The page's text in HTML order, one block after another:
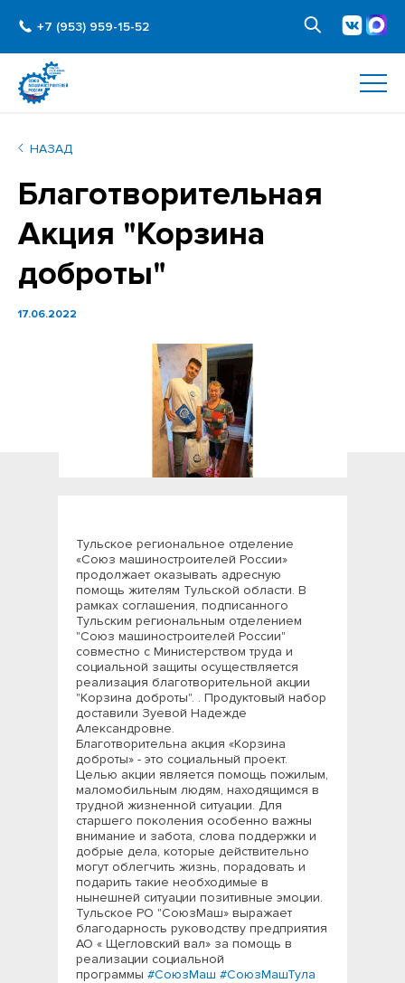
+7 (953) 959-15-52
НАЗАД
Благотворительная
Акция "Корзина
доброты"
17.06.2022
Тульское региональное отделение
«Союз машиностроителей России»
продолжает оказывать адресную
помощь жителям Тульской области. В
рамках соглашения, подписанного
Тульским региональным отделением
"Союз машиностроителей России"
совместно с Министерством труда и
социальной защиты осуществляется
реализация благотворительной акции
"Корзина доброты". . Продуктовый набор
доставили Зуевой Надежде
Александровне.
Благотворительна акция «Корзина
доброты» - это социальный проект.
Целью акции является помощь пожилым,
маломобильным людям, находящимся в
трудной жизненной ситуации. Для
старшего поколения особенно важны
внимание и забота, слова поддержки и
добрые дела, которые действительно
могут облегчить жизнь, порадовать и
подарить такие необходимые в
нынешней ситуации позитивные эмоции.
Тульское РО "СоюзМаш» выражает
благодарность руководству предприятия
АО « Щегловский вал» за помощь в
реализации социальной
программы #СоюзМаш #СоюзМашТула